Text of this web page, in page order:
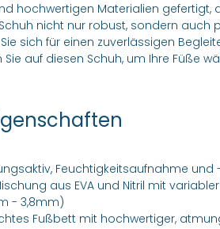
hochwertigen Materialien gefertigt,
nicht nur robust, sondern auch
sich für einen zuverlässigen
auf diesen Schuh, um Ihre Füße
Feuchtigkeitsaufnahme
aus EVA und Nitril mit
- 3,8mm)
Fußbett mit hochwertiger,